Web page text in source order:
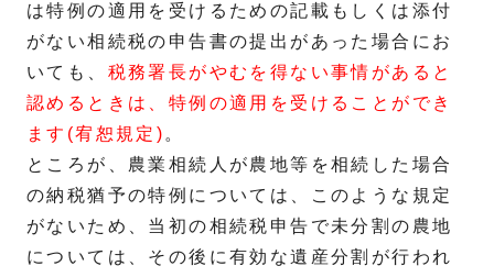
は特例の適用を受けるための記載もしくは添付
がない相続税の申告書の提出があった場合にお
いても、 税務署長がやむを得ない事情があると
認めるときは、特例の適用を受けることができ
ます(宥恕規定) 。
ところが、農業相続人が農地等を相続した場合
の納税猶予の特例については、このような規定
がないため、当初の相続税申告で未分割の農地
については、その後に有効な遺産分割が行われ